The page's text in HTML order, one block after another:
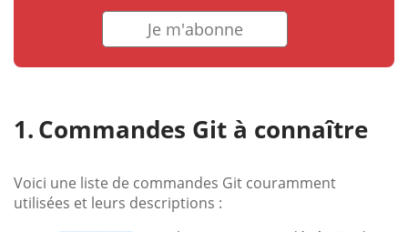
Je m'abonne
Commandes Git à connaître
Voici une liste de commandes Git couramment
utilisées et leurs descriptions :